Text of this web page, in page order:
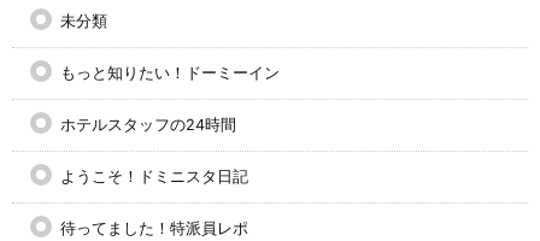
未分類
もっと知りたい！ドーミーイン
ホテルスタッフの24時間
ようこそ！ドミニスタ日記
待ってました！特派員レポ